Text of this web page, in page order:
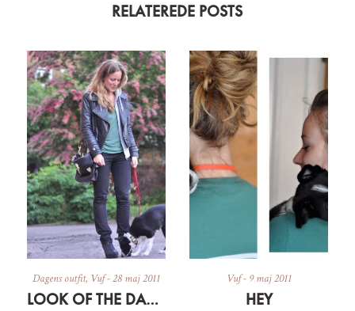
RELATEREDE POSTS
Dagens outfit, Vuf-28 maj 2011
LOOK OF THE DAY: CASUAL
Vuf- 9 maj 2011
HEY